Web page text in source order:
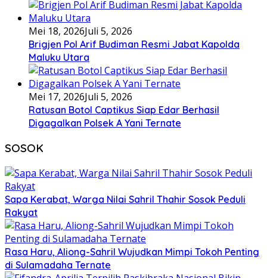
Mei 18, 2026Juli 5, 2026
Brigjen Pol Arif Budiman Resmi Jabat Kapolda
Maluku Utara
Mei 17, 2026Juli 5, 2026
Ratusan Botol Captikus Siap Edar Berhasil
Digagalkan Polsek A Yani Ternate
SOSOK
Sapa Kerabat, Warga Nilai Sahril Thahir Sosok Peduli
Rakyat
Rasa Haru, Aliong-Sahril Wujudkan Mimpi Tokoh Penting
di Sulamadaha Ternate